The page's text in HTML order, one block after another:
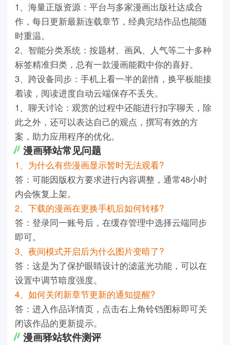
1、海量正版资源：平台与多家漫画出版社达成合
作，每日更新最新连载章节，经典完结作品也能随
时重温。
2、智能分类系统：按题材、画风、人气等二十多种
标签精准归类，总有一款漫画能戳中你的喜好。
3、跨设备同步：手机上看一半的剧情，换平板能接
着读，阅读进度自动云端保存不丢失。
1、聊天讨论：观赏的过程中还能进行扣字聊天，除
此之外，还可以表达自己的观点，撰写有效的方
案，助力应用程序的优化。
漫画驿站常见问题
1、为什么有些漫画显示暂时无法观看?
答：可能因版权方要求进行内容调整，通常48小时
内会恢复上架。
2、下载的漫画在更换手机后如何转移?
答：登录同一账号后，在缓存管理中选择云端同步
即可。
3、夜间模式开启后为什么图片变暗了?
答：这是为了保护眼睛设计的滤蓝光功能，可以在
设置中调节暗度强度。
4、如何关闭新章节更新的通知提醒?
答：进入作品详情页，点击右上角铃铛图标即可关
闭该作品的更新提示。
漫画驿站软件测评